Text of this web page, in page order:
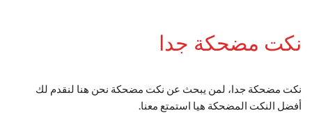
نكت مضحكة جدا
نكت مضحكة جدا، لمن يبحث عن نكت مضحكة نحن هنا لنقدم لك
أفضل النكت المضحكة هيا استمتع معنا.